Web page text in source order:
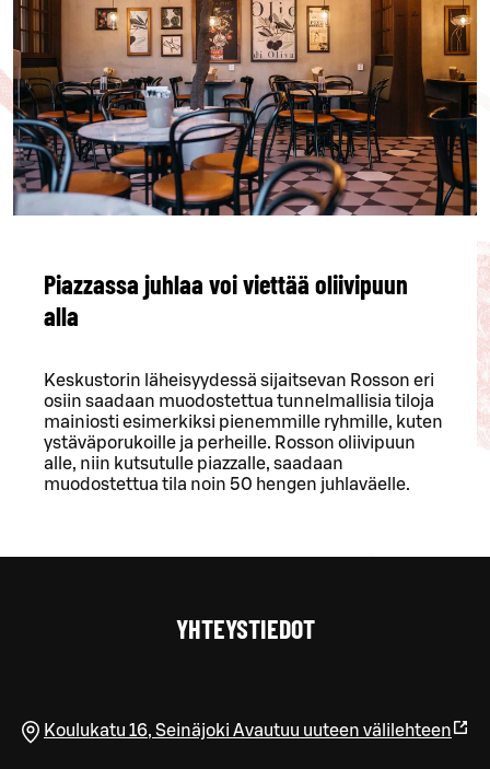
Piazzassa juhlaa voi viettää oliivipuun
alla
Keskustorin läheisyydessä sijaitsevan Rosson eri
osiin saadaan muodostettua tunnelmallisia tiloja
mainiosti esimerkiksi pienemmille ryhmille, kuten
ystäväporukoille ja perheille. Rosson oliivipuun
alle, niin kutsutulle piazzalle, saadaan
muodostettua tila noin 50 hengen juhlaväelle.
YHTEYSTIEDOT
Koulukatu 16, Seinäjoki Avautuu uuteen välilehteen